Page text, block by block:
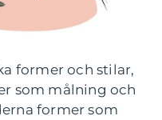
former och stilar,
som målning och
former som